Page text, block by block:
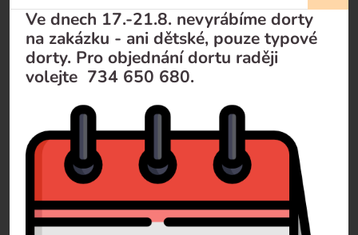
- +
Nevíte si rady?
Volejte
Pište
Ve dnech 17.-21.8. nevyrábíme dorty
na zakázku - ani dětské, pouze typové
dorty. Pro objednání dortu raději
volejte 734 650 680.